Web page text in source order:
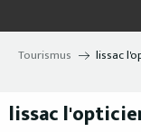
au
contenu
Tourismus lissac
lissac